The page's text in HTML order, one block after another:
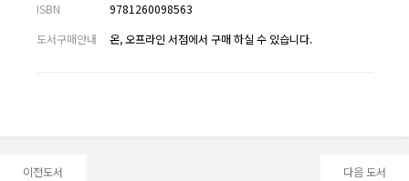
ISBN
9781260098563
도서구매안내
온, 오프라인 서점에서 구매 하실 수 있습니다.
이전도서 다음 도서